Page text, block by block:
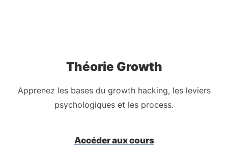
Théorie Growth
Apprenez les bases du growth hacking, les leviers
psychologiques et les process.
Accéder aux cours